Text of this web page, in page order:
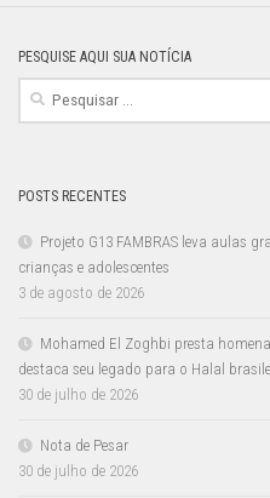
PESQUISE AQUI SUA NOTÍCIA
Pesquisar
POSTS RECENTES
Projeto G13 FAMBRAS leva aulas
crianças e adolescentes
3 de agosto de 2026
Mohamed El Zoghbi presta
destaca seu legado para o Halal
30 de julho de 2026
Nota de Pesar
30 de julho de 2026